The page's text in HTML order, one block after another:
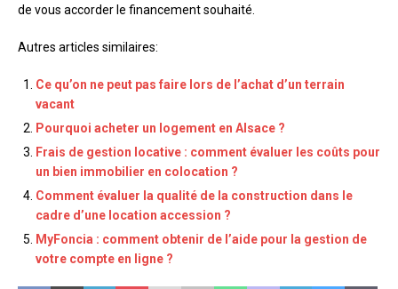
de vous accorder le financement souhaité.
Autres articles similaires:
Ce qu’on ne peut pas faire lors de l’achat d’un terrain
vacant
Pourquoi acheter un logement en Alsace ?
Frais de gestion locative : comment évaluer les coûts pour
un bien immobilier en colocation ?
Comment évaluer la qualité de la construction dans le
cadre d’une location accession ?
MyFoncia : comment obtenir de l’aide pour la gestion de
votre compte en ligne ?